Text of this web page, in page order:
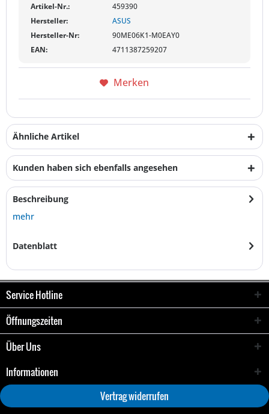
Artikel-Nr.:
459390
Hersteller:
ASUS
Hersteller-Nr:
90ME06K1-M0EAY0
EAN:
4711387259207
Merken
Ähnliche Artikel
Kunden haben sich ebenfalls angesehen
Beschreibung
mehr
Datenblatt
Service Hotline
Öffnungszeiten
Über Uns
Informationen
Vertrag widerrufen